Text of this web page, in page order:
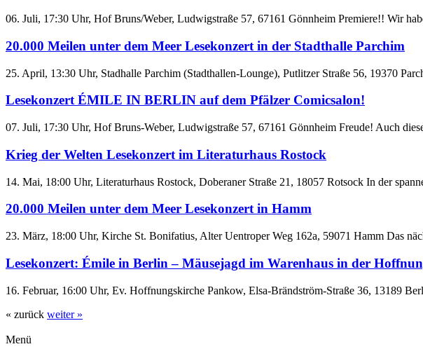
06. Juli, 17:30 Uhr, Hof Bruns/Weber, Ludwigstraße 57, 67161 Gönnheim Premiere!! Wir
20.000 Meilen unter dem Meer Lesekonzert in der Stadthalle Parchim
25. April, 13:30 Uhr, Stadhalle Parchim (Stadthallen-Lounge), Putlitzer Straße 56, 19370
Lesekonzert ÉMILE IN BERLIN auf dem Pfälzer Comicsalon!
07. Juli, 17:30 Uhr, Hof Bruns-Weber, Ludwigstraße 57, 67161 Gönnheim Freude! Auch
Krieg der Welten Lesekonzert im Literaturhaus Rostock
14. Mai, 18:00 Uhr, Literaturhaus Rostock, Doberaner Straße 21, 18057 Rotsock In der
20.000 Meilen unter dem Meer Lesekonzert in Hamm
23. März, 18:00 Uhr, Kirche St. Bonifatius, Alter Uentroper Weg 162a, 59071 Hamm Das
Lesekonzert: Émile in Berlin – Mäusejagd im Warenhaus in der
16. Februar, 16:00 Uhr, Ev. Hoffnungskirche Pankow, Elsa-Brändström-Straße 36, 13189
« zurück weiter »
Menü